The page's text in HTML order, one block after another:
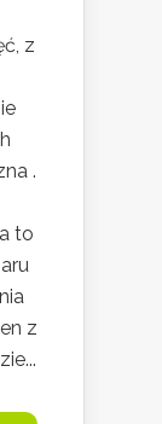
z
.
to
z